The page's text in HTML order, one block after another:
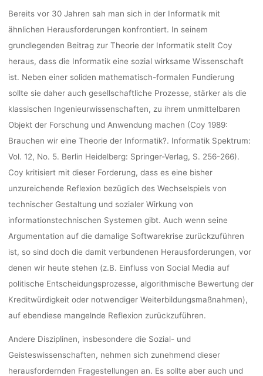
Bereits vor 30 Jahren sah man sich in der Informatik mit
ähnlichen Herausforderungen konfrontiert. In seinem
grundlegenden Beitrag zur Theorie der Informatik stellt Coy
heraus, dass die Informatik eine sozial wirksame Wissenschaft
ist. Neben einer soliden mathematisch-formalen Fundierung
sollte sie daher auch gesellschaftliche Prozesse, stärker als die
klassischen Ingenieurwissenschaften, zu ihrem unmittelbaren
Objekt der Forschung und Anwendung machen (Coy 1989:
Brauchen wir eine Theorie der Informatik?. Informatik Spektrum:
Vol. 12, No. 5. Berlin Heidelberg: Springer-Verlag, S. 256-266).
Coy kritisiert mit dieser Forderung, dass es eine bisher
unzureichende Reflexion bezüglich des Wechselspiels von
technischer Gestaltung und sozialer Wirkung von
informationstechnischen Systemen gibt. Auch wenn seine
Argumentation auf die damalige Softwarekrise zurückzuführen
ist, so sind doch die damit verbundenen Herausforderungen, vor
denen wir heute stehen (z.B. Einfluss von Social Media auf
politische Entscheidungsprozesse, algorithmische Bewertung der
Kreditwürdigkeit oder notwendiger Weiterbildungsmaßnahmen),
auf ebendiese mangelnde Reflexion zurückzuführen.
Andere Disziplinen, insbesondere die Sozial- und
Geisteswissenschaften, nehmen sich zunehmend dieser
herausfordernden Fragestellungen an. Es sollte aber auch und